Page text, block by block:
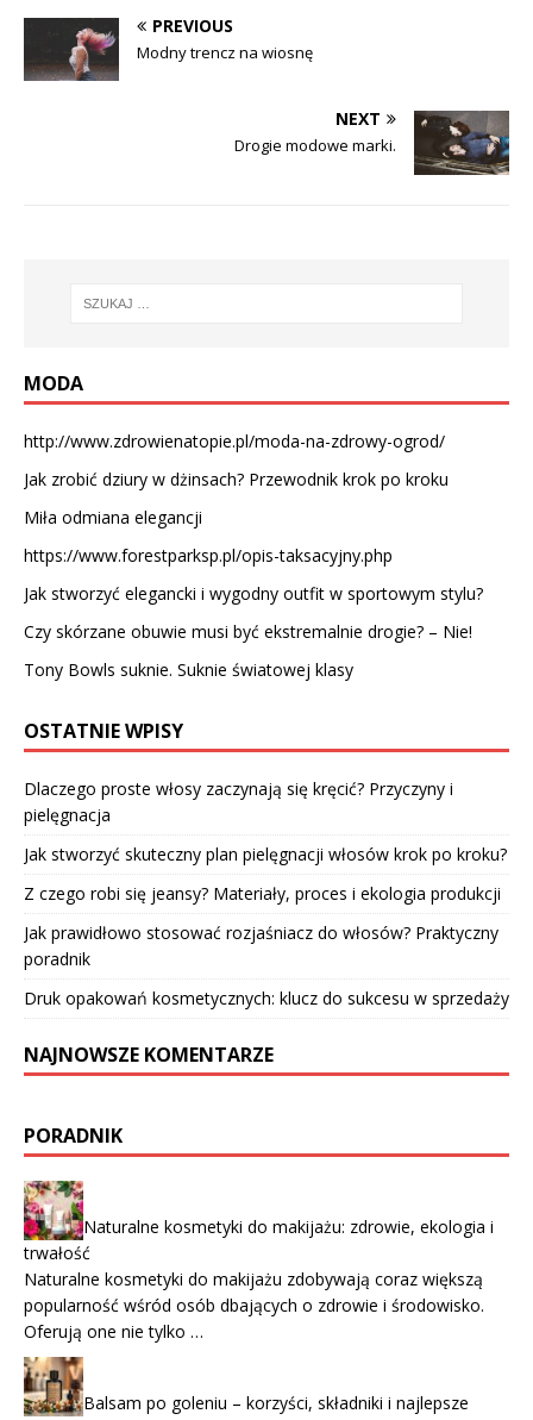
PREVIOUS
Modny trencz na wiosnę
NEXT
Drogie modowe marki.
MODA
http://www.zdrowienatopie.pl/moda-na-zdrowy-ogrod/
Jak zrobić dziury w dżinsach? Przewodnik krok po kroku
Miła odmiana elegancji
https://www.forestparksp.pl/opis-taksacyjny.php
Jak stworzyć elegancki i wygodny outfit w sportowym stylu?
Czy skórzane obuwie musi być ekstremalnie drogie? – Nie!
Tony Bowls suknie. Suknie światowej klasy
OSTATNIE WPISY
Dlaczego proste włosy zaczynają się kręcić? Przyczyny i
pielęgnacja
Jak stworzyć skuteczny plan pielęgnacji włosów krok po kroku?
Z czego robi się jeansy? Materiały, proces i ekologia produkcji
Jak prawidłowo stosować rozjaśniacz do włosów? Praktyczny
poradnik
Druk opakowań kosmetycznych: klucz do sukcesu w sprzedaży
NAJNOWSZE KOMENTARZE
PORADNIK
Naturalne kosmetyki do makijażu: zdrowie, ekologia i
trwałość
Naturalne kosmetyki do makijażu zdobywają coraz większą
popularność wśród osób dbających o zdrowie i środowisko.
Oferują one nie tylko …
Balsam po goleniu – korzyści, składniki i najlepsze